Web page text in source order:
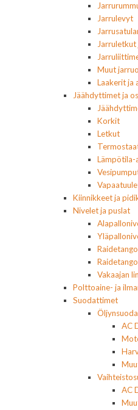
Jarrulevyt
Muut
Laakerit ja
Jäähdyttimet ja
Korkit
Letkut
Kiinnikkeet ja
Nivelet ja puslat
Vakaajan
Polttoaine- ja
Suodattimet
AC
AC